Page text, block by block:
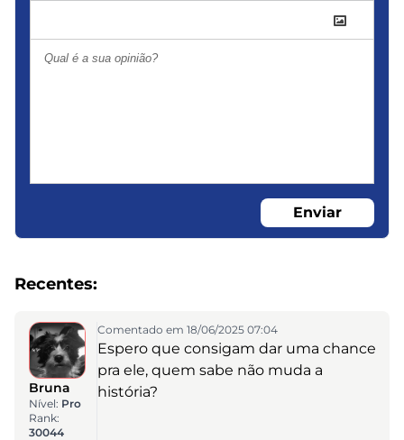
Enviar
Recentes:
Bruna
Nível: Pro
Rank:
30044
Comentado em 18/06/2025 07:04
Espero que consigam dar uma chance
pra ele, quem sabe não muda a
história?